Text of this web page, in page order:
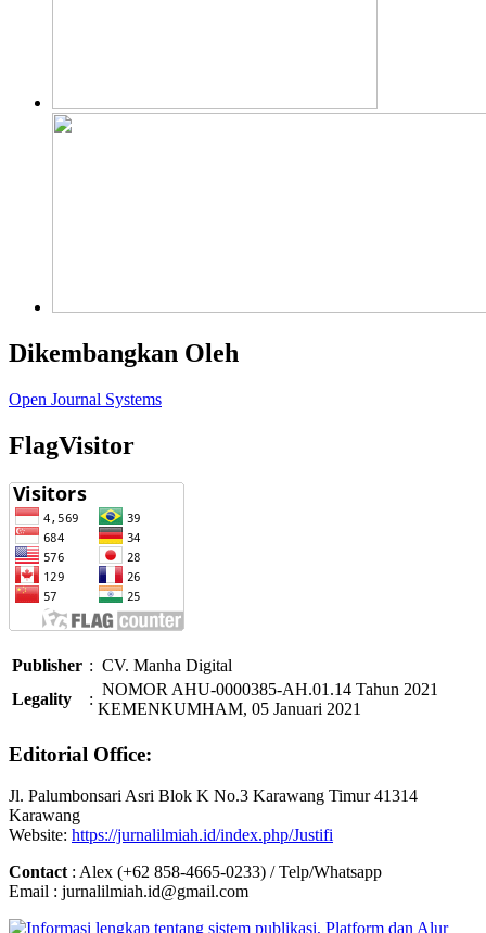
Dikembangkan Oleh
Open Journal Systems
FlagVisitor
Publisher : CV. Manha Digital
Legality
:
NOMOR AHU-0000385-AH.01.14 Tahun 2021
KEMENKUMHAM, 05 Januari 2021
Editorial Office:
Jl. Palumbonsari Asri Blok K No.3 Karawang Timur 41314
Karawang
Website: https://jurnalilmiah.id/index.php/Justifi
Contact : Alex (+62 858-4665-0233) / Telp/Whatsapp
Email : jurnalilmiah.id@gmail.com